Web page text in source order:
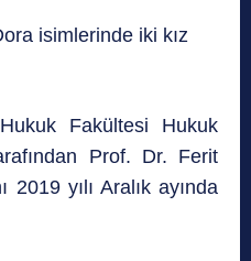
isimlerinde iki kız
Fakültesi Hukuk
Prof. Dr. Ferit
yılı Aralık ayında